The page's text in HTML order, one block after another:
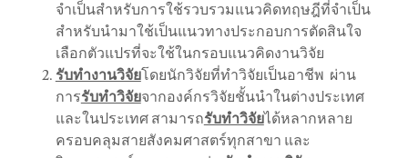
จำเป็นสำหรับการใช้รวบรวมแนวคิดทฤษฎีที่จำเป็น
สำหรับนำมาใช้เป็นแนวทางประกอบการตัดสินใจ
เลือกตัวแปรที่จะใช้ในกรอบแนวคิดงานวิจัย
รับทำงานวิจัยโดยนักวิจัยที่ทำวิจัยเป็นอาชีพ ผ่าน
การรับทำวิจัยจากองค์กรวิจัยชั้นนำในต่างประเทศ
และในประเทศ สามารถรับทำวิจัยได้หลากหลาย
ครอบคลุมสายสังคมศาสตร์ทุกสาขา และ